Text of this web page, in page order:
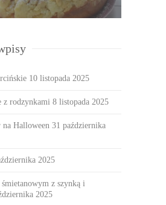
10 listopada 2025
z rodzynkami 8 listopada 2025
na Halloween 31 października
2025
śmietanowym z szynką i
2025